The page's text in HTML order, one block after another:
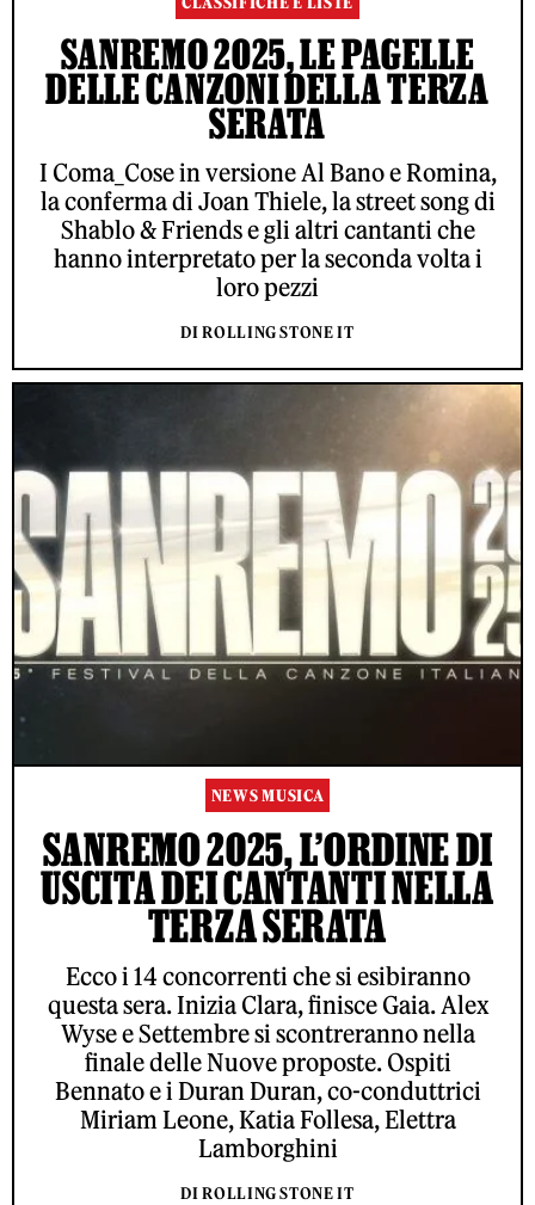
SANREMO 2025, LE PAGELLE
DELLE CANZONI DELLA TERZA
SERATA
I Coma_Cose in versione Al Bano e Romina,
la conferma di Joan Thiele, la street song di
Shablo & Friends e gli altri cantanti che
hanno interpretato per la seconda volta i
loro pezzi
DI ROLLING STONE IT
NEWS MUSICA
SANREMO 2025, L’ORDINE DI
USCITA DEI CANTANTI NELLA
TERZA SERATA
Ecco i 14 concorrenti che si esibiranno
questa sera. Inizia Clara, finisce Gaia. Alex
Wyse e Settembre si scontreranno nella
finale delle Nuove proposte. Ospiti
Bennato e i Duran Duran, co-conduttrici
Miriam Leone, Katia Follesa, Elettra
Lamborghini
DI ROLLING STONE IT